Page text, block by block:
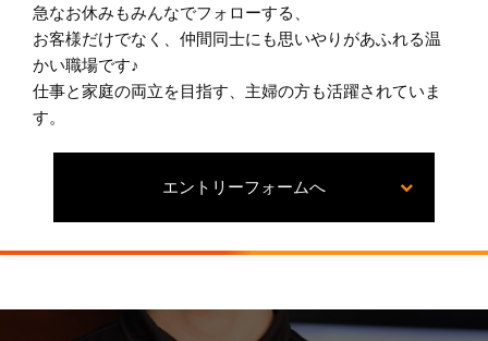
急なお休みもみんなでフォローする、
お客様だけでなく、仲間同士にも思いやりがあふれる温
かい職場です♪
仕事と家庭の両立を目指す、主婦の方も活躍されていま
す。
エントリーフォームへ